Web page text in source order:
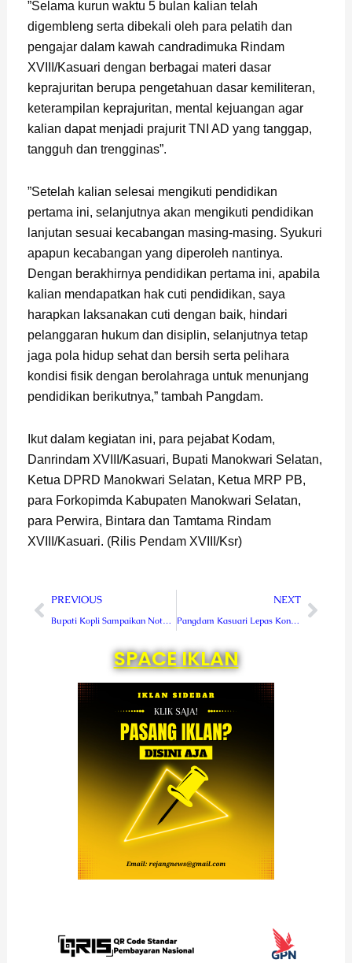
”Selama kurun waktu 5 bulan kalian telah
digembleng serta dibekali oleh para pelatih dan
pengajar dalam kawah candradimuka Rindam
XVIII/Kasuari dengan berbagai materi dasar
keprajuritan berupa pengetahuan dasar kemiliteran,
keterampilan keprajuritan, mental kejuangan agar
kalian dapat menjadi prajurit TNI AD yang tanggap,
tangguh dan trengginas”.
”Setelah kalian selesai mengikuti pendidikan
pertama ini, selanjutnya akan mengikuti pendidikan
lanjutan sesuai kecabangan masing-masing. Syukuri
apapun kecabangan yang diperoleh nantinya.
Dengan berakhirnya pendidikan pertama ini, apabila
kalian mendapatkan hak cuti pendidikan, saya
harapkan laksanakan cuti dengan baik, hindari
pelanggaran hukum dan disiplin, selanjutnya tetap
jaga pola hidup sehat dan bersih serta pelihara
kondisi fisik dengan berolahraga untuk menunjang
pendidikan berikutnya,” tambah Pangdam.
Ikut dalam kegiatan ini, para pejabat Kodam,
Danrindam XVIII/Kasuari, Bupati Manokwari Selatan,
Ketua DPRD Manokwari Selatan, Ketua MRP PB,
para Forkopimda Kabupaten Manokwari Selatan,
para Perwira, Bintara dan Tamtama Rindam
XVIII/Kasuari. (Rilis Pendam XVIII/Ksr)
Prev
PREVIOUS
Bupati Kopli Sampaikan Nota Pengantar RAPBD-P TA 2022 dan Rancangan APBD TA 2023
NEXT
Pangdam Kasuari Lepas Kontingen Liga Santri Piala Kasad
Next
SPACE IKLAN